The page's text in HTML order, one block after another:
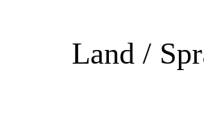
Land /